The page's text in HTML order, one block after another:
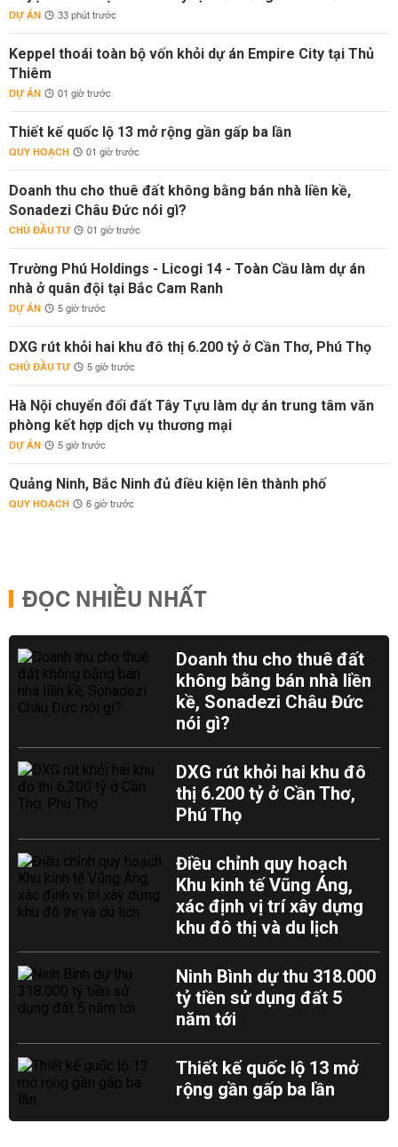
DỰ ÁN 33 phút trước
Keppel thoái toàn bộ vốn khỏi dự án Empire City tại Thủ
Thiêm
DỰ ÁN 01 giờ trước
Thiết kế quốc lộ 13 mở rộng gần gấp ba lần
QUY HOẠCH 01 giờ trước
Doanh thu cho thuê đất không bằng bán nhà liền kề,
Sonadezi Châu Đức nói gì?
CHỦ ĐẦU TƯ 01 giờ trước
Trường Phú Holdings - Licogi 14 - Toàn Cầu làm dự án
nhà ở quân đội tại Bắc Cam Ranh
DỰ ÁN 5 giờ trước
DXG rút khỏi hai khu đô thị 6.200 tỷ ở Cần Thơ, Phú Thọ
CHỦ ĐẦU TƯ 5 giờ trước
Hà Nội chuyển đổi đất Tây Tựu làm dự án trung tâm văn
phòng kết hợp dịch vụ thương mại
DỰ ÁN 5 giờ trước
Quảng Ninh, Bắc Ninh đủ điều kiện lên thành phố
QUY HOẠCH 6 giờ trước
ĐỌC NHIỀU NHẤT
Doanh thu cho thuê đất
không bằng bán nhà liền
kề, Sonadezi Châu Đức
nói gì?
DXG rút khỏi hai khu đô
thị 6.200 tỷ ở Cần Thơ,
Phú Thọ
Điều chỉnh quy hoạch
Khu kinh tế Vũng Áng,
xác định vị trí xây dựng
khu đô thị và du lịch
Ninh Bình dự thu 318.000
tỷ tiền sử dụng đất 5
năm tới
Thiết kế quốc lộ 13 mở
rộng gần gấp ba lần